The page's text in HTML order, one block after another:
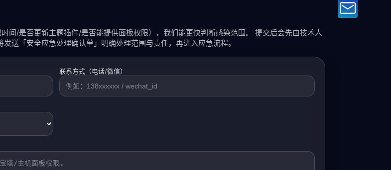
间/是否更新主题插件/是否能提供面板权限），我们能更快判断感染范围。 提交后会先由技术人
送「安全应急处理确认单」明确处理范围与责任，再进入应急流程。
联系方式（电话/微信）